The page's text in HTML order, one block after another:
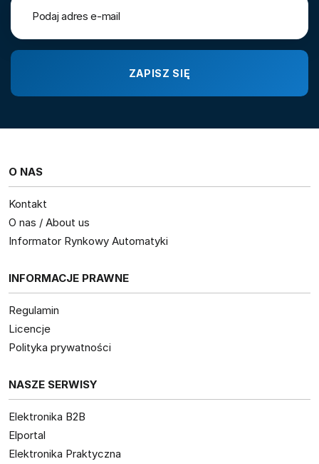
O NAS
Kontakt
O nas / About us
Informator Rynkowy Automatyki
INFORMACJE PRAWNE
Regulamin
Licencje
Polityka prywatności
NASZE SERWISY
Elektronika B2B
Elportal
Elektronika Praktyczna